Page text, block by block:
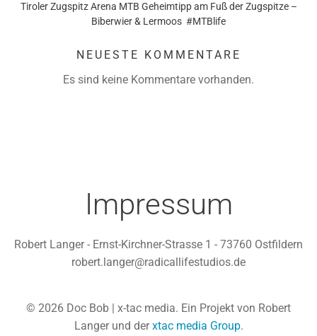
Tiroler Zugspitz Arena MTB Geheimtipp am Fuß der Zugspitze –
Biberwier & Lermoos #MTBlife
NEUESTE KOMMENTARE
Es sind keine Kommentare vorhanden.
Impressum
Robert Langer - Ernst-Kirchner-Strasse 1 - 73760 Ostfildern
robert.langer@radicallifestudios.de
© 2026 Doc Bob | x-tac media. Ein Projekt von Robert
Langer und derxtac media Group.